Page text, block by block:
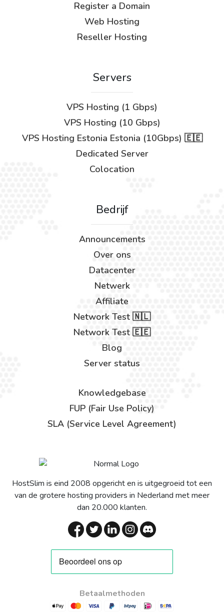
Register a Domain
Web Hosting
Reseller Hosting
Servers
VPS Hosting (1 Gbps)
VPS Hosting (10 Gbps)
VPS Hosting Estonia Estonia (10Gbps) 🇪🇪
Dedicated Server
Colocation
Bedrijf
Announcements
Over ons
Datacenter
Netwerk
Affiliate
Network Test 🇳🇱
Network Test 🇪🇪
Blog
Server status
Knowledgebase
FUP (Fair Use Policy)
SLA (Service Level Agreement)
HostSlim is eind 2008 opgericht en is uitgegroeid tot een
van de grotere hosting providers in Nederland met meer
dan 20.000 klanten.
Betaalmethoden